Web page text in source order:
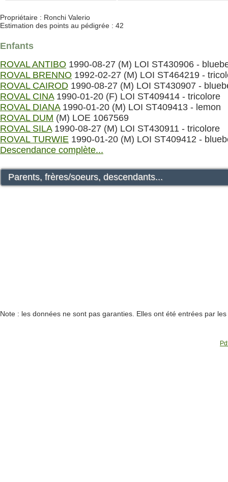
Propriétaire : Ronchi Valerio
Estimation des points au pédigrée : 42
Enfants
ROVAL ANTIBO 1990-08-27 (M) LOI ST430906 -
ROVAL BRENNO 1992-02-27 (M) LOI ST464219 -
ROVAL CAIROD 1990-08-27 (M) LOI ST430907 -
ROVAL CINA1990-01-20 (F) LOI ST409414 - tricolore
ROVAL DIANA1990-01-20 (M) LOI ST409413 - lemon
ROVAL DUM (M) LOE 1067569
ROVAL SILA1990-08-27 (M) LOI ST430911 - tricolore
ROVAL TURWIE 1990-01-20 (M) LOI ST409412 -
Descendance complète...
Parents, frères/soeurs, descendants...
Note : les données ne sont pas garanties. Elles ont été entrées par